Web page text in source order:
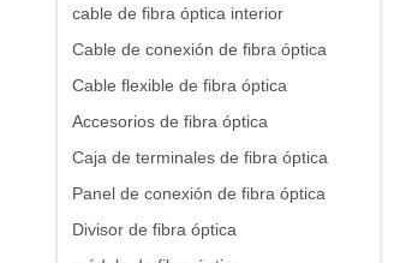
cable de fibra óptica interior
Cable de conexión de fibra óptica
Cable flexible de fibra óptica
Accesorios de fibra óptica
Caja de terminales de fibra óptica
Panel de conexión de fibra óptica
Divisor de fibra óptica